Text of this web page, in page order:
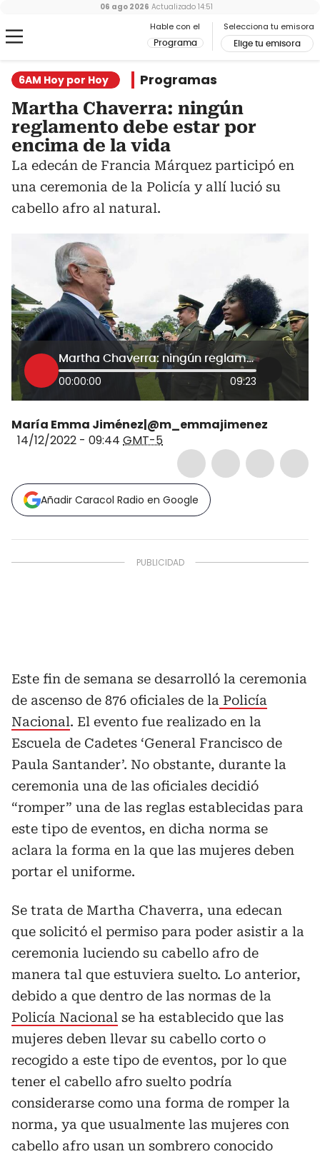
Hable con el
Programa
Selecciona tu emisora
Elige tu emisora
06 ago 2026 Actualizado 14:51
6AM Hoy por Hoy Programas
Martha Chaverra: ningún
reglamento debe estar por
encima de la vida
La edecán de Francia Márquez participó en
una ceremonia de la Policía y allí lució su
cabello afro al natural.
Martha Chaverra: ningún reglamento debe estar por encima de la vida
00:00:00 09:23
María Emma Jiménez|@m_emmajimenez
14/12/2022 - 09:44 GMT-5
Añadir Caracol Radio en Google
Este fin de semana se desarrolló la ceremonia
de ascenso de 876 oficiales de la Policía
Nacional. El evento fue realizado en la
Escuela de Cadetes ‘General Francisco de
Paula Santander’. No obstante, durante la
ceremonia una de las oficiales decidió
“romper” una de las reglas establecidas para
este tipo de eventos, en dicha norma se
aclara la forma en la que las mujeres deben
portar el uniforme.
Se trata de Martha Chaverra, una edecan
que solicitó el permiso para poder asistir a la
ceremonia luciendo su cabello afro de
manera tal que estuviera suelto. Lo anterior,
debido a que dentro de las normas de la
Policía Nacional se ha establecido que las
mujeres deben llevar su cabello corto o
recogido a este tipo de eventos, por lo que
tener el cabello afro suelto podría
considerarse como una forma de romper la
norma, ya que usualmente las mujeres con
cabello afro usan un sombrero conocido